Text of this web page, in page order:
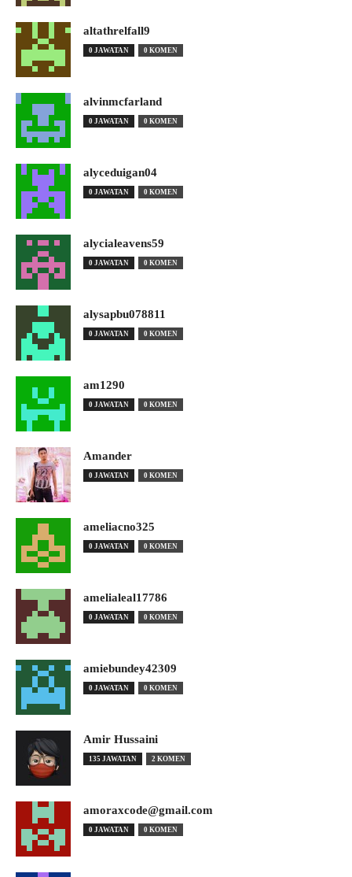
altathrelfall9
0 JAWATAN 0 KOMEN
alvinmcfarland
0 JAWATAN 0 KOMEN
alyceduigan04
0 JAWATAN 0 KOMEN
alycialeavens59
0 JAWATAN 0 KOMEN
alysapbu078811
0 JAWATAN 0 KOMEN
am1290
0 JAWATAN 0 KOMEN
Amander
0 JAWATAN 0 KOMEN
ameliacno325
0 JAWATAN 0 KOMEN
amelialeal17786
0 JAWATAN 0 KOMEN
amiebundey42309
0 JAWATAN 0 KOMEN
Amir Hussaini
135 JAWATAN 2 KOMEN
amoraxcode@gmail.com
0 JAWATAN 0 KOMEN